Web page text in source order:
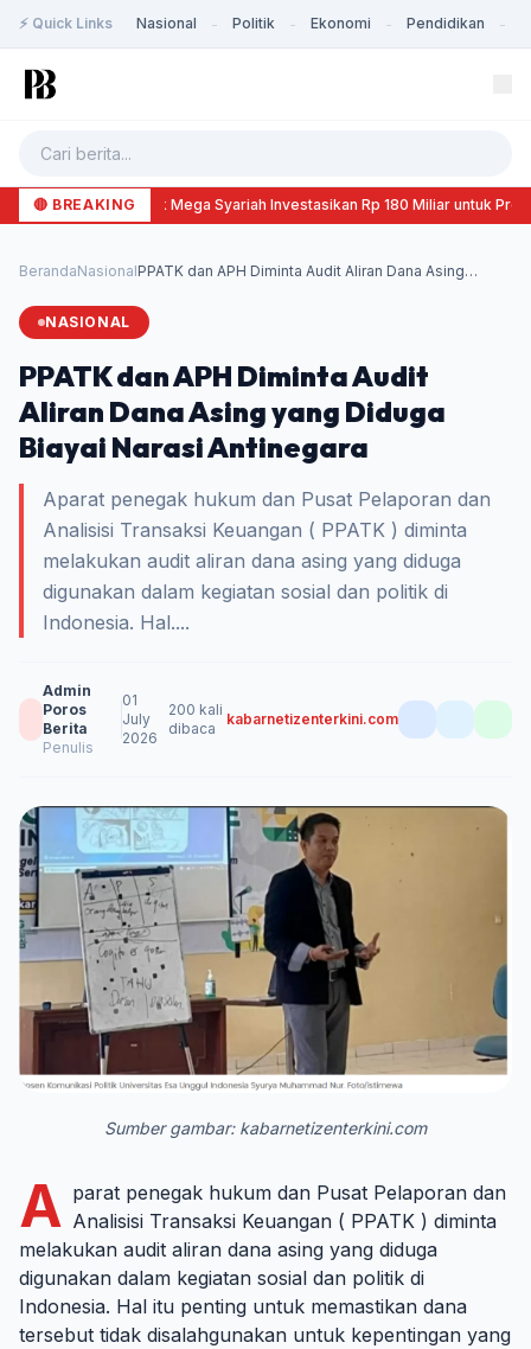
⚡ Quick Links Nasional - Politik - Ekonomi - Pendidikan -
🔴 BREAKINGBank Mega Syariah Investasikan Rp 180 Miliar untuk
BerandaNasionalPPATK dan APH Diminta Audit Aliran Dana Asing
NASIONAL
PPATK dan APH Diminta Audit
Aliran Dana Asing yang Diduga
Biayai Narasi Antinegara
Aparat penegak hukum dan Pusat Pelaporan dan
Analisisi Transaksi Keuangan ( PPATK ) diminta
melakukan audit aliran dana asing yang diduga
digunakan dalam kegiatan sosial dan politik di
Indonesia. Hal....
Admin
Poros
Berita
Penulis
01
July
2026
200 kali
dibaca
kabarnetizenterkini.com
Sumber gambar: kabarnetizenterkini.com
A parat penegak hukum dan Pusat Pelaporan dan
Analisisi Transaksi Keuangan ( PPATK ) diminta
melakukan audit aliran dana asing yang diduga
digunakan dalam kegiatan sosial dan politik di
Indonesia. Hal itu penting untuk memastikan dana
tersebut tidak disalahgunakan untuk kepentingan yang